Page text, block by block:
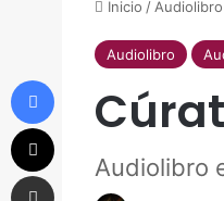
Inicio / Audiolibro
Audiolibro
Audiolibro
Compartir vía correo electrónico